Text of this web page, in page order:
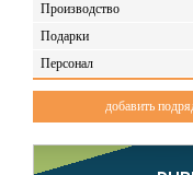
Производство
Подарки
Персонал
добавить